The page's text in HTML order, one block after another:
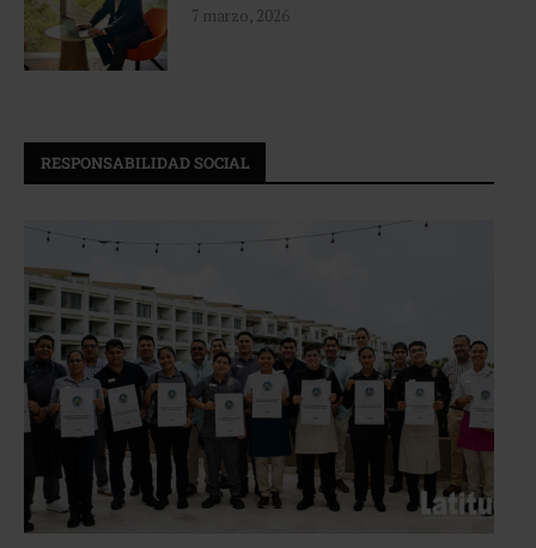
7 marzo, 2026
RESPONSABILIDAD SOCIAL